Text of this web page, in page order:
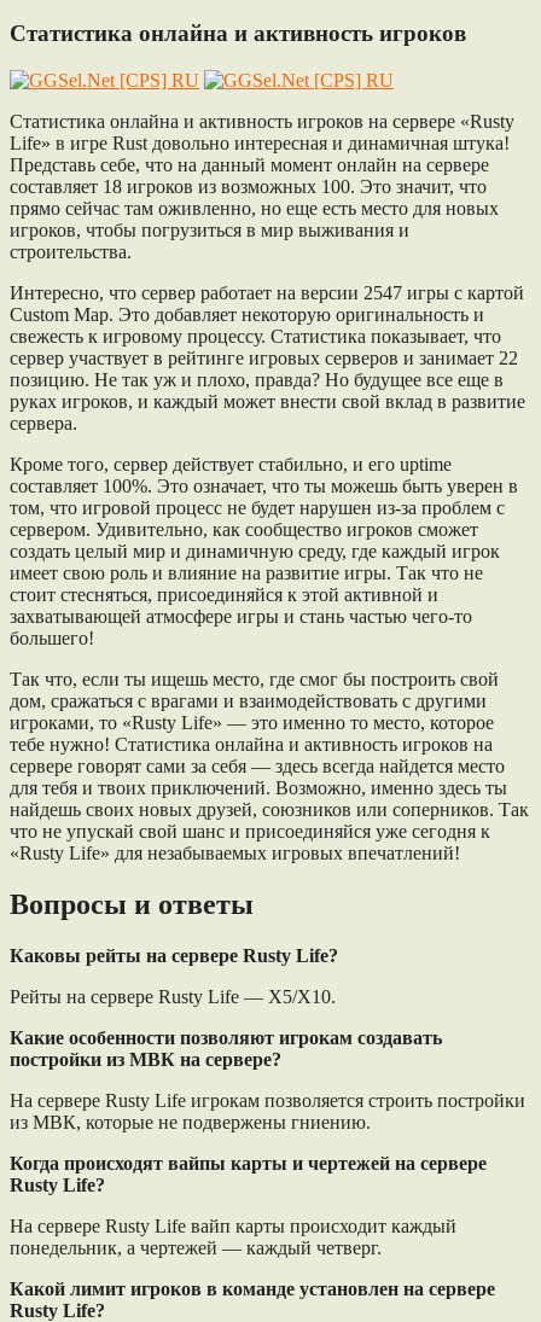
Статистика онлайна и активность игроков
Статистика онлайна и активность игроков на сервере «Rusty
Life» в игре Rust довольно интересная и динамичная штука!
Представь себе, что на данный момент онлайн на сервере
составляет 18 игроков из возможных 100. Это значит, что
прямо сейчас там оживленно, но еще есть место для новых
игроков, чтобы погрузиться в мир выживания и
строительства.
Интересно, что сервер работает на версии 2547 игры с картой
Custom Map. Это добавляет некоторую оригинальность и
свежесть к игровому процессу. Статистика показывает, что
сервер участвует в рейтинге игровых серверов и занимает 22
позицию. Не так уж и плохо, правда? Но будущее все еще в
руках игроков, и каждый может внести свой вклад в развитие
сервера.
Кроме того, сервер действует стабильно, и его uptime
составляет 100%. Это означает, что ты можешь быть уверен в
том, что игровой процесс не будет нарушен из-за проблем с
сервером. Удивительно, как сообщество игроков сможет
создать целый мир и динамичную среду, где каждый игрок
имеет свою роль и влияние на развитие игры. Так что не
стоит стесняться, присоединяйся к этой активной и
захватывающей атмосфере игры и стань частью чего-то
большего!
Так что, если ты ищешь место, где смог бы построить свой
дом, сражаться с врагами и взаимодействовать с другими
игроками, то «Rusty Life» — это именно то место, которое
тебе нужно! Статистика онлайна и активность игроков на
сервере говорят сами за себя — здесь всегда найдется место
для тебя и твоих приключений. Возможно, именно здесь ты
найдешь своих новых друзей, союзников или соперников. Так
что не упускай свой шанс и присоединяйся уже сегодня к
«Rusty Life» для незабываемых игровых впечатлений!
Вопросы и ответы
Каковы рейты на сервере Rusty Life?
Рейты на сервере Rusty Life — Х5/Х10.
Какие особенности позволяют игрокам создавать
постройки из МВК на сервере?
На сервере Rusty Life игрокам позволяется строить постройки
из МВК, которые не подвержены гниению.
Когда происходят вайпы карты и чертежей на сервере
Rusty Life?
На сервере Rusty Life вайп карты происходит каждый
понедельник, а чертежей — каждый четверг.
Какой лимит игроков в команде установлен на сервере
Rusty Life?